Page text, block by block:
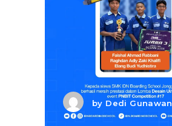
by Dedi Gunawan